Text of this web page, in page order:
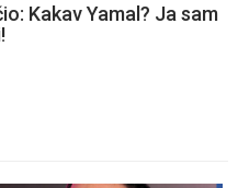
Kakav Yamal? Ja sam